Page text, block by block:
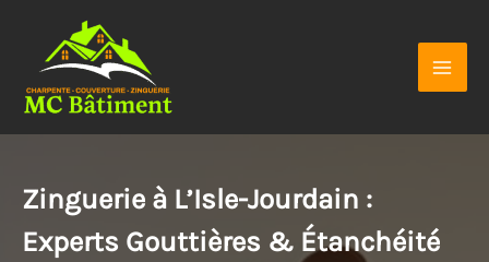
contenu
Zinguerie à L’Isle-Jourdain :
Experts Gouttières & Étanchéité